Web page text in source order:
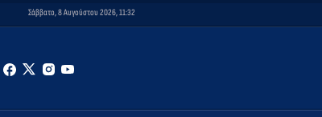
Σάββατο, 8 Αυγούστου 2026, 11:32